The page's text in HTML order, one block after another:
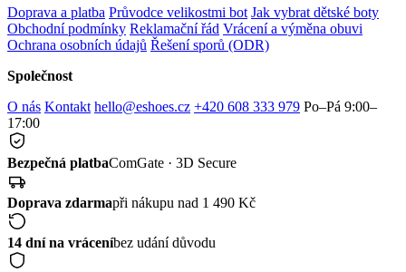
Doprava a platba Průvodce velikostmi bot Jak vybrat dětské boty
Obchodní podmínky Reklamační řád Vrácení a výměna obuvi
Ochrana osobních údajů Řešení sporů (ODR)
Společnost
O nás Kontakt hello@eshoes.cz +420 608 333 979 Po–Pá 9:00–
17:00
Bezpečná platbaComGate · 3D Secure
Doprava zdarmapři nákupu nad 1 490 Kč
14 dní na vráceníbez udání důvodu